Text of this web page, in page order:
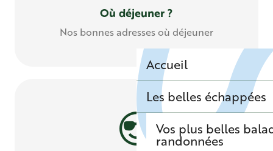
Accueil
Les belles échappées
Vos plus belles
randonnées
Où déjeuner ?
Nos bonnes adresses où déjeuner